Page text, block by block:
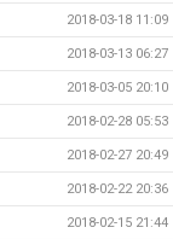
2018-03-18 11:09
2018-03-13 06:27
2018-03-05 20:10
2018-02-28 05:53
2018-02-27 20:49
2018-02-22 20:36
2018-02-15 21:44